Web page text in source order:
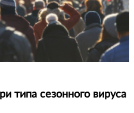
типа сезонного вируса